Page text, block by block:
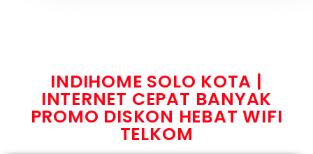
INDIHOME SOLO KOTA |
INTERNET CEPAT BANYAK
PROMO DISKON HEBAT WIFI
TELKOM